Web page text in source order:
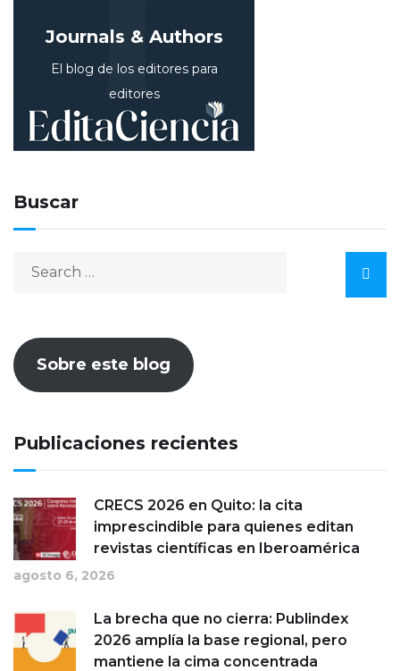
Journals & Authors
El blog de los editores para
editores
Buscar
Sobre este blog
Publicaciones recientes
CRECS 2026 en Quito: la cita
imprescindible para quienes editan
revistas científicas en Iberoamérica
agosto 6, 2026
La brecha que no cierra: Publindex
2026 amplía la base regional, pero
mantiene la cima concentrada